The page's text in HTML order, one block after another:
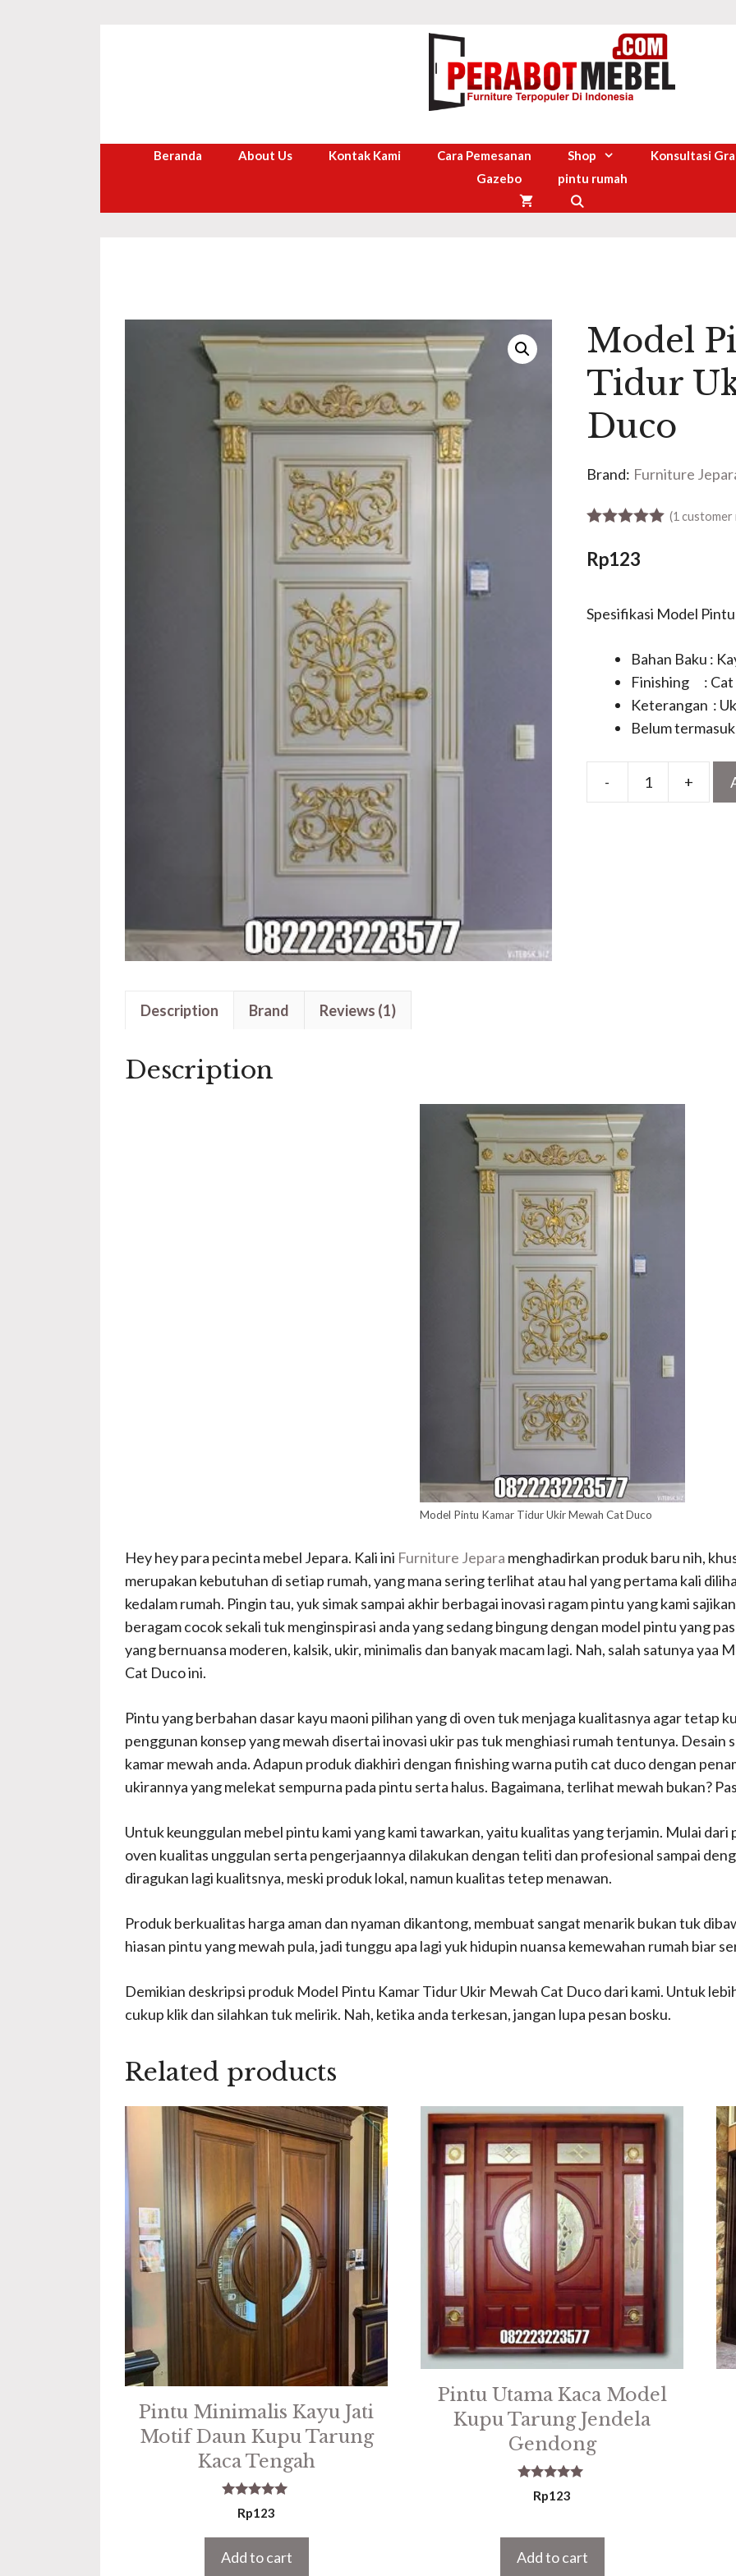
Beranda About Us Kontak Kami Cara Pemesanan Shop Konsultasi
Gazebo
pintu rumah
Model
Tidur
Duco
Brand: Furniture
(1 customer
Rp123
Spesifikasi Model
Bahan Baku :
Finishing : Cat
Keterangan :
Belum
- +
Description Brand Reviews (1)
Description
Model Pintu Kamar Tidur Ukir Mewah Cat Duco
Hey hey para pecinta mebel Jepara. Kali ini Furniture Jepara menghadirkan produk baru nih,
merupakan kebutuhan di setiap rumah, yang mana sering terlihat atau hal yang pertama kali
kedalam rumah. Pingin tau, yuk simak sampai akhir berbagai inovasi ragam pintu yang kami
beragam cocok sekali tuk menginspirasi anda yang sedang bingung dengan model pintu yang
yang bernuansa moderen, kalsik, ukir, minimalis dan banyak macam lagi. Nah, salah satunya yaa
Cat Duco ini.
Pintu yang berbahan dasar kayu maoni pilihan yang di oven tuk menjaga kualitasnya agar tetap
penggunan konsep yang mewah disertai inovasi ukir pas tuk menghiasi rumah tentunya. Desain
kamar mewah anda. Adapun produk diakhiri dengan finishing warna putih cat duco dengan
ukirannya yang melekat sempurna pada pintu serta halus. Bagaimana, terlihat mewah bukan?
Untuk keunggulan mebel pintu kami yang kami tawarkan, yaitu kualitas yang terjamin. Mulai dari
oven kualitas unggulan serta pengerjaannya dilakukan dengan teliti dan profesional sampai
diragukan lagi kualitsnya, meski produk lokal, namun kualitas tetep menawan.
Produk berkualitas harga aman dan nyaman dikantong, membuat sangat menarik bukan tuk
hiasan pintu yang mewah pula, jadi tunggu apa lagi yuk hidupin nuansa kemewahan rumah biar
Demikian deskripsi produk Model Pintu Kamar Tidur Ukir Mewah Cat Duco dari kami. Untuk
cukup klik dan silahkan tuk melirik. Nah, ketika anda terkesan, jangan lupa pesan bosku.
Related products
Pintu Minimalis Kayu Jati
Motif Daun Kupu Tarung
Kaca Tengah
5.00
out of 5
Rp123
Add to cart
Pintu Utama Kaca Model
Kupu Tarung Jendela
Gendong
5.00
out of 5
Rp123
Add to cart